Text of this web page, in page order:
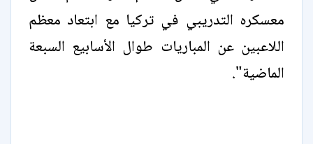
معسكره التدريبي في تركيا مع ابتعاد معظم
اللاعبين عن المباريات طوال الأسابيع السبعة
الماضية".